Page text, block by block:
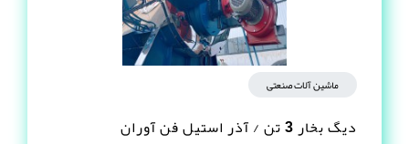
ماشین آلات صنعتی
دیگ بخار 3 تن / آذر استیل فن آوران